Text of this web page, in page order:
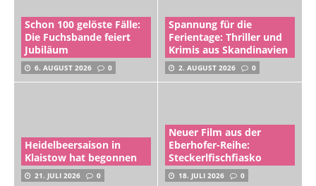
Schon 100 gelöste Fälle:
Die Fuchsbande feiert
Jubiläum
6. AUGUST 2026 0
Spannung für die
Ferientage: Thriller und
Krimis aus Skandinavien
2. AUGUST 2026 0
Heidelbeersaison in
Klaistow hat begonnen
21. JULI 2026 0
Neuer Film aus der
Eberhofer-Reihe:
Steckerlfischfiasko
18. JULI 2026 0